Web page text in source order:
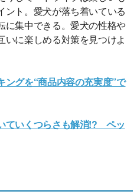
ント。愛犬が落ち着いている
に集中できる。愛犬の性格や
に楽しめる対策を見つけよ
ングを“商品内容の充実度”で
ていくつらさも解消!? ペッ